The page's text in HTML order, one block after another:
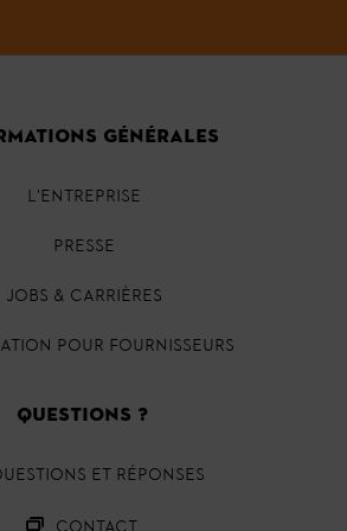
GÉNÉRALES
L'ENTREPRISE
PRESSE
JOBS & CARRIÈRES
POUR FOURNISSEURS
QUESTIONS ?
ET RÉPONSES
CONTACT